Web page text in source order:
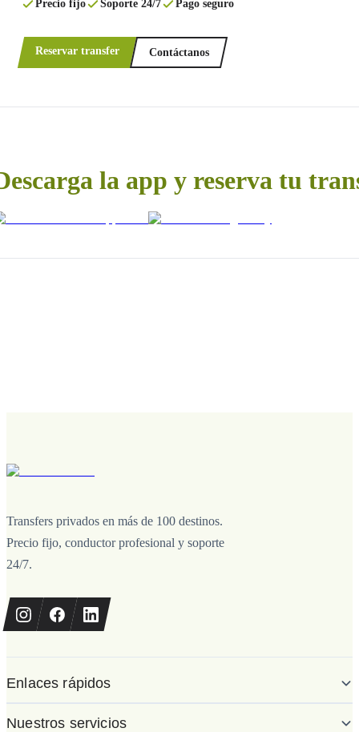
Precio fijo Soporte 24/7 Pago seguro
Reservar transfer Contáctanos
la app y reserva tu
Transfers privados en más de 100 destinos.
Precio fijo, conductor profesional y soporte
24/7.
Enlaces rápidos
Nuestros servicios